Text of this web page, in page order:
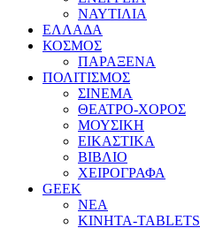
ΝΑΥΤΙΛΙΑ
ΕΛΛΑΔΑ
ΚΟΣΜΟΣ
ΠΑΡΑΞΕΝΑ
ΠΟΛΙΤΙΣΜΟΣ
ΣΙΝΕΜΑ
ΘΕΑΤΡΟ-ΧΟΡΟΣ
ΜΟΥΣΙΚΗ
ΕΙΚΑΣΤΙΚΑ
ΒΙΒΛΙΟ
ΧΕΙΡΟΓΡΑΦΑ
GEEK
ΝΕΑ
ΚΙΝΗΤΑ-TABLETS